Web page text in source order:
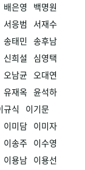
배은영
백명원
서응범
서재수
송태민 송후남
신희설
심영택
오남균 오대연
유재옥 윤석하
규식
이기문
이미담 이미자
이송주 이수영
이용남 이용선